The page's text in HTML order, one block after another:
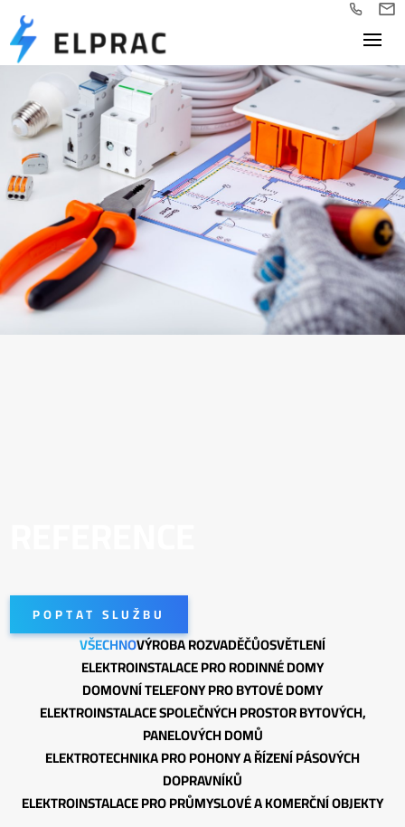
POPTAT SLUŽBU
VŠECHNOVÝROBA ROZVADĚČŮOSVĚTLENÍ
ELEKTROINSTALACE PRO RODINNÉ DOMY
DOMOVNÍ TELEFONY PRO BYTOVÉ DOMY
ELEKTROINSTALACE SPOLEČNÝCH PROSTOR BYTOVÝCH,
PANELOVÝCH DOMŮ
ELEKTROTECHNIKA PRO POHONY A ŘÍZENÍ PÁSOVÝCH
DOPRAVNÍKŮ
ELEKTROINSTALACE PRO PRŮMYSLOVÉ A KOMERČNÍ OBJEKTY